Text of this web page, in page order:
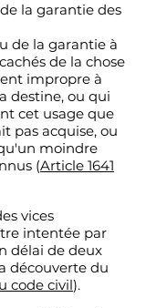
la garantie des
de la garantie à
de la chose
impropre à
destine, ou qui
cet usage que
pas acquise, ou
moindre
(Article 1641
vices
intentée par
délai de deux
découverte du
code civil).